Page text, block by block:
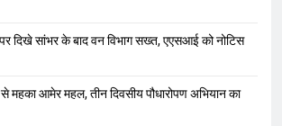
दिखे सांभर के बाद वन विभाग सख्त, एएसआई को नोटिस
से महका आमेर महल, तीन दिवसीय पौधारोपण अभियान का